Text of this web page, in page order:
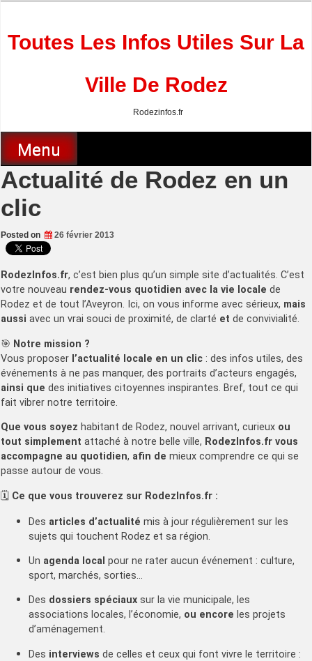
Toutes Les Infos Utiles Sur La
Ville De Rodez
Rodezinfos.fr
Menu
Actualité de Rodez en un
clic
Posted on 26 février 2013
RodezInfos.fr, c’est bien plus qu’un simple site d’actualités. C’est
votre nouveau rendez-vous quotidien avec la vie locale de
Rodez et de tout l’Aveyron. Ici, on vous informe avec sérieux, mais
aussi avec un vrai souci de proximité, de clarté et de convivialité.
🎯 Notre mission ?
Vous proposer l’actualité locale en un clic : des infos utiles, des
événements à ne pas manquer, des portraits d’acteurs engagés,
ainsi que des initiatives citoyennes inspirantes. Bref, tout ce qui
fait vibrer notre territoire.
Que vous soyez habitant de Rodez, nouvel arrivant, curieux ou
tout simplement attaché à notre belle ville, RodezInfos.fr vous
accompagne au quotidien, afin de mieux comprendre ce qui se
passe autour de vous.
🗓️ Ce que vous trouverez sur RodezInfos.fr :
Des articles d’actualité mis à jour régulièrement sur les
sujets qui touchent Rodez et sa région.
Un agenda local pour ne rater aucun événement : culture,
sport, marchés, sorties…
Des dossiers spéciaux sur la vie municipale, les
associations locales, l’économie, ou encore les projets
d’aménagement.
Des interviews de celles et ceux qui font vivre le territoire :